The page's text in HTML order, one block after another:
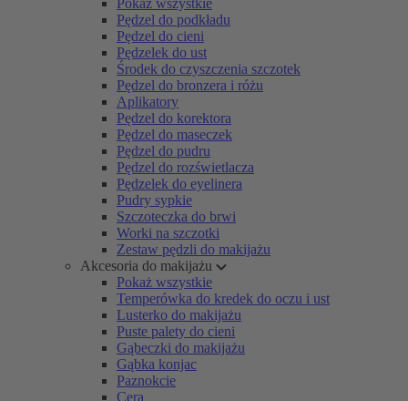
Pokaż wszystkie
Pędzel do podkładu
Pędzel do cieni
Pędzelek do ust
Środek do czyszczenia szczotek
Pędzel do bronzera i różu
Aplikatory
Pędzel do korektora
Pędzel do maseczek
Pędzel do pudru
Pędzel do rozświetlacza
Pędzelek do eyelinera
Pudry sypkie
Szczoteczka do brwi
Worki na szczotki
Zestaw pędzli do makijażu
Akcesoria do makijażu
Pokaż wszystkie
Temperówka do kredek do oczu i ust
Lusterko do makijażu
Puste palety do cieni
Gąbeczki do makijażu
Gąbka konjac
Paznokcie
Cera